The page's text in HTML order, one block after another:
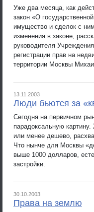
Уже два месяца, как
закон «О
имущество и сделок с
изменения в законе,
руководителя
регистрации прав на
территории Москвы
13.11.2003
Люди бьются за
Сегодня на первичном
парадоксальную
или менее дешево,
Что нынче для Москвы
выше 1000 долларов,
застройки.
30.10.2003
Права на землю